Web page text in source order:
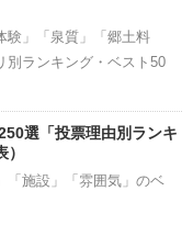
験」「泉質」「郷土料
別ランキング・ベスト50
選「投票理由別ランキ
「施設」「雰囲気」のベ